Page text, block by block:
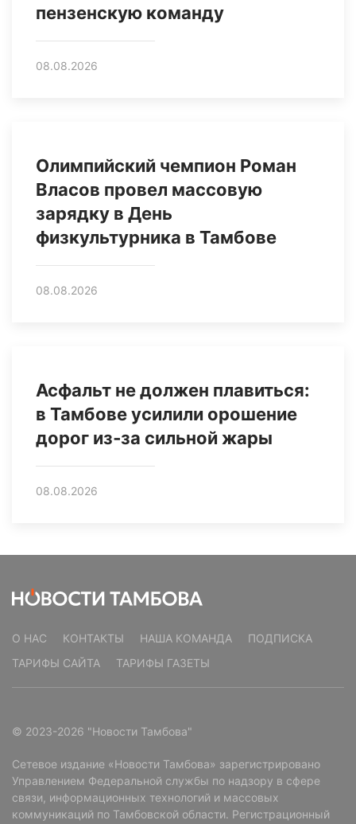
пензенскую команду
08.08.2026
Олимпийский чемпион Роман
Власов провел массовую
зарядку в День
физкультурника в Тамбове
08.08.2026
Асфальт не должен плавиться:
в Тамбове усилили орошение
дорог из‑за сильной жары
08.08.2026
О НАС КОНТАКТЫ НАША КОМАНДА
ПОДПИСКА
ТАРИФЫ САЙТА
ТАРИФЫ ГАЗЕТЫ
© 2023-2026 "Новости Тамбова"
Сетевое издание «Новости Тамбова» зарегистрировано
Управлением Федеральной службы по надзору в сфере
связи, информационных технологий и массовых
коммуникаций по Тамбовской области. Регистрационный